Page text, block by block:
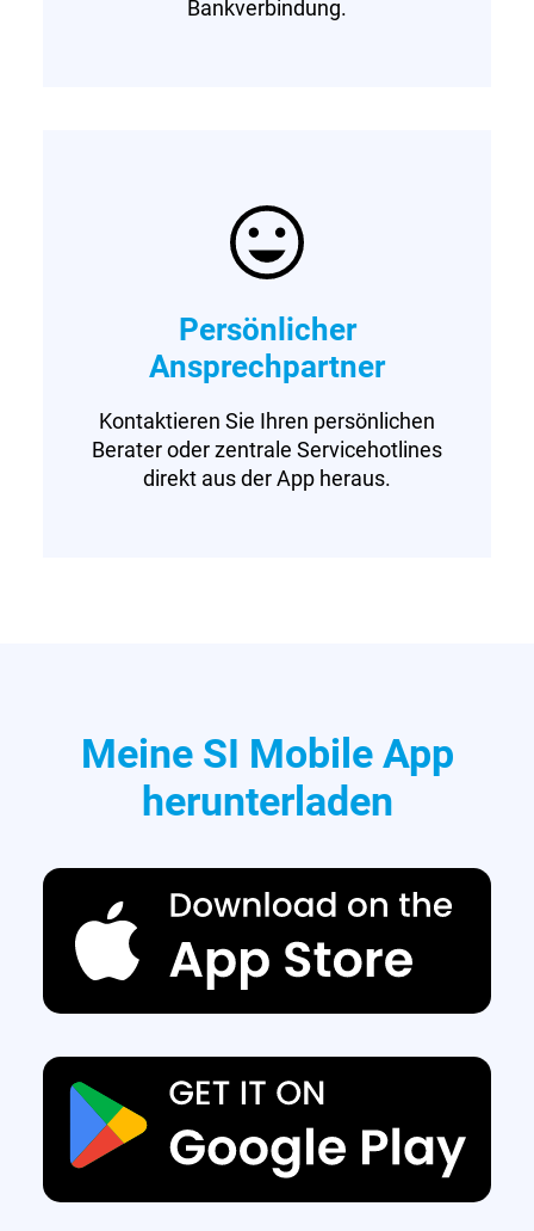
Bankverbindung.
Persönlicher
Ansprechpartner
Kontaktieren Sie Ihren persönlichen
Berater oder zentrale Servicehotlines
direkt aus der App heraus.
Meine SI Mobile App
herunterladen